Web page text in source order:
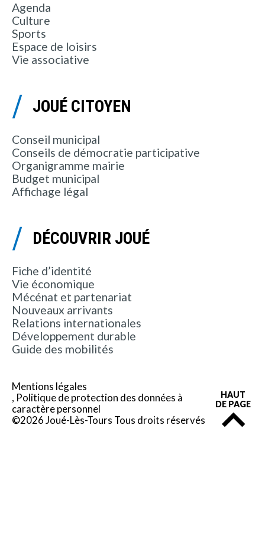
Agenda
Culture
Sports
Espace de loisirs
Vie associative
JOUÉ CITOYEN
Conseil municipal
Conseils de démocratie participative
Organigramme mairie
Budget municipal
Affichage légal
DÉCOUVRIR JOUÉ
Fiche d’identité
Vie économique
Mécénat et partenariat
Nouveaux arrivants
Relations internationales
Développement durable
Guide des mobilités
Mentions légales
Politique de protection des données à
caractère personnel
©2026 Joué-Lès-Tours Tous droits réservés
HAUT
DE PAGE